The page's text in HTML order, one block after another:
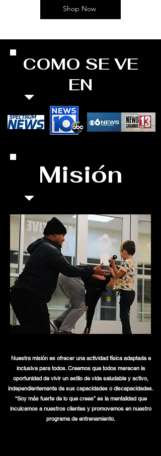
Shop Now
COMO SE VE
EN
Misión
Nuestra misión es ofrecer una actividad física adaptada e
inclusiva para todos. Creemos que todos merecen la
oportunidad de vivir un estilo de vida saludable y activo,
independientemente de sus capacidades o discapacidades.
“Soy más fuerte de lo que crees” es la mentalidad que
inculcamos a nuestros clientes y promovemos en nuestro
programa de entrenamiento.